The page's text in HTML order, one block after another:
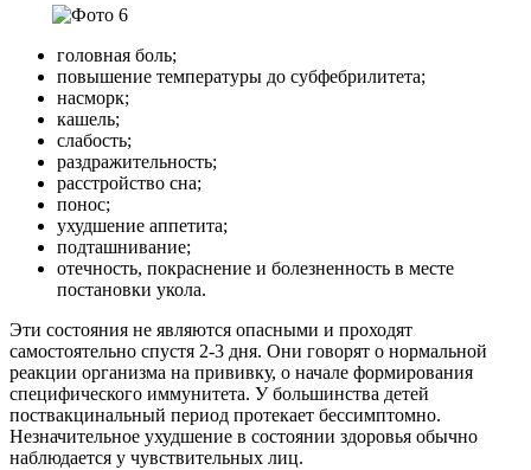
головная боль;
повышение температуры до субфебрилитета;
насморк;
кашель;
слабость;
раздражительность;
расстройство сна;
понос;
ухудшение аппетита;
подташнивание;
отечность, покраснение и болезненность в месте
постановки укола.
Эти состояния не являются опасными и проходят
самостоятельно спустя 2-3 дня. Они говорят о нормальной
реакции организма на прививку, о начале формирования
специфического иммунитета. У большинства детей
поствакцинальный период протекает бессимптомно.
Незначительное ухудшение в состоянии здоровья обычно
наблюдается у чувствительных лиц.